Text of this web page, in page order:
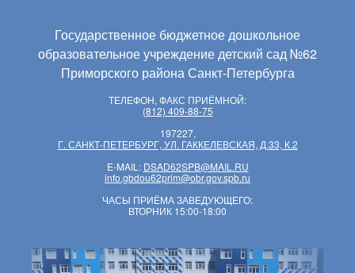
Государственное бюджетное дошкольное
образовательное учреждение детский сад №62
Приморского района Санкт-Петербурга
ТЕЛЕФОН, ФАКС ПРИЁМНОЙ:
(812) 409-88-75
197227,
Г. САНКТ-ПЕТЕРБУРГ, УЛ. ГАККЕЛЕВСКАЯ, Д.33, К.2
E-MAIL: DSAD62SPB@MAIL.RU
info.gbdou62prim@obr.gov.spb.ru
ЧАСЫ ПРИЁМА ЗАВЕДУЮЩЕГО:
ВТОРНИК 15:00-18:00